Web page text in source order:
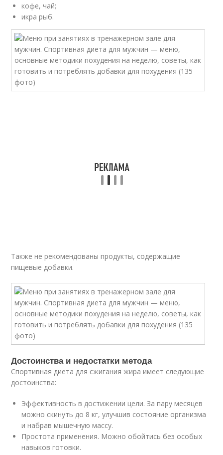
кофе, чай;
икра рыб.
Также не рекомендованы продукты, содержащие
пищевые добавки.
Достоинства и недостатки метода
Спортивная диета для сжигания жира имеет следующие
достоинства:
Эффективность в достижении цели. За пару месяцев
можно скинуть до 8 кг, улучшив состояние организма
и набрав мышечную массу.
Простота применения. Можно обойтись без особых
навыков готовки.